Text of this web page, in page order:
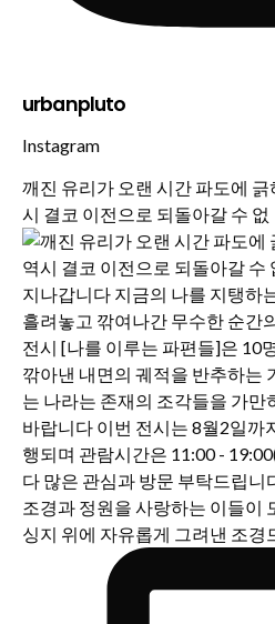
urbanpluto
Instagram
깨진 유리가 오랜 시간 파도에
시 결코 이전으로 되돌아갈 수 없
조경과 정원을 사랑하는 이들이
싱지 위에 자유롭게 그려낸 조경